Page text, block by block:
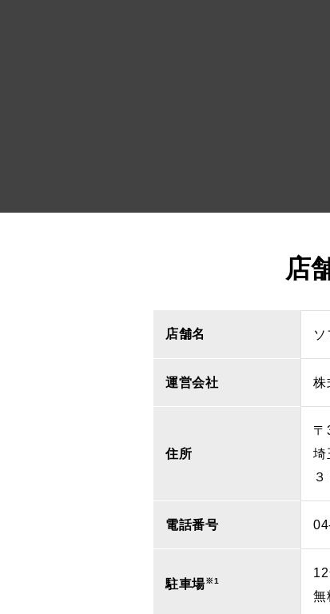
店
店舗名
運営会社 株
住所
〒
埼
３
電話番号
駐車場※1
12
無